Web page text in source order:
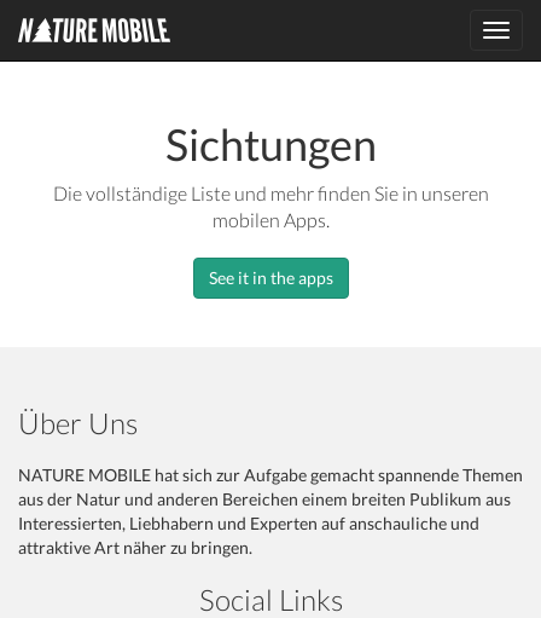
Sichtungen
Die vollständige Liste und mehr finden Sie in unseren
mobilen Apps.
See it in the apps
Über Uns
NATURE MOBILE hat sich zur Aufgabe gemacht spannende Themen
aus der Natur und anderen Bereichen einem breiten Publikum aus
Interessierten, Liebhabern und Experten auf anschauliche und
attraktive Art näher zu bringen.
Social Links